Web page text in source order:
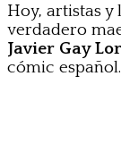
Hoy, artistas
verdadero
Javier Gay
cómic